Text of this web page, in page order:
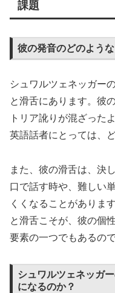
課題
彼の発音のどのよう
シュワルツェネッガー
と滑舌にあります。彼
トリア訛りが混ざった
英語話者にとっては、
また、彼の滑舌は、決
口で話す時や、難しい
くくなることがありま
と滑舌こそが、彼の個
要素の一つでもあるので
シュワルツェネッガ
になるのか？